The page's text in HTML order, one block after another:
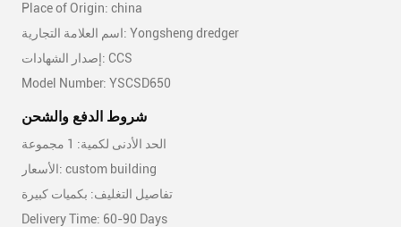
Place of Origin: china
اسم العلامة التجارية: Yongsheng dredger
إصدار الشهادات: CCS
Model Number: YSCSD650
شروط الدفع والشحن
الحد الأدنى لكمية: 1 مجموعة
الأسعار: custom building
تفاصيل التغليف: بكميات كبيرة
Delivery Time: 60-90 Days